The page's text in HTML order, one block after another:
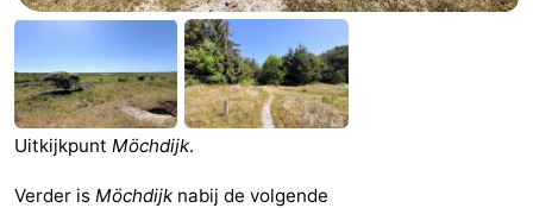
Ameland
State
Bed
(&
breakfasts)
Campings
Hotels
Vakantiehuizen
Uitkijkpunt Möchdijk.
Verder is Möchdijk nabij de volgende